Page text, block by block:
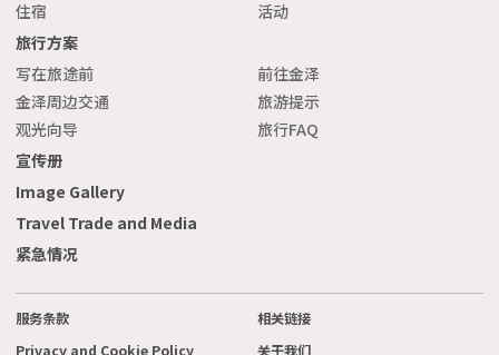
住宿
活动
旅行方案
写在旅途前
前往金泽
金泽周边交通
旅游提示
观光向导
旅行FAQ
宣传册
Image Gallery
Travel Trade and Media
紧急情况
服务条款
相关链接
Privacy and Cookie Policy
关于我们